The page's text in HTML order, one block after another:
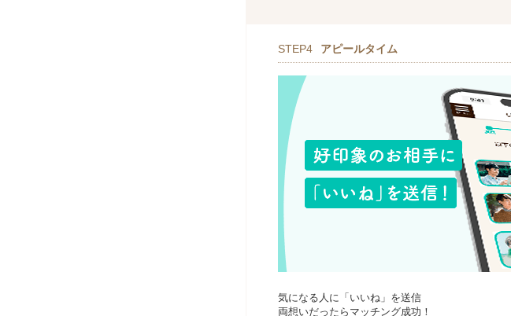
STEP4 アピールタイム
気になる人に「いいね」を送信
両想いだったらマッチング成功！